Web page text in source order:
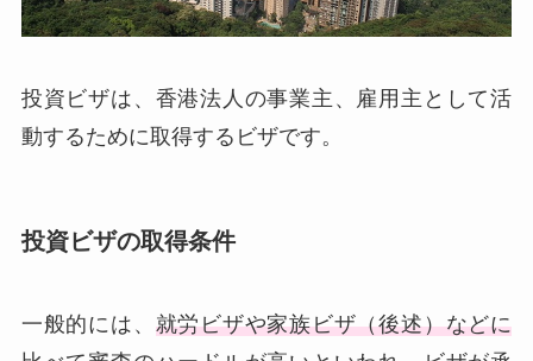
投資ビザは、香港法人の事業主、雇用主として活
動するために取得するビザです。
投資ビザの取得条件
一般的には、 就労ビザや家族ビザ（後述）などに